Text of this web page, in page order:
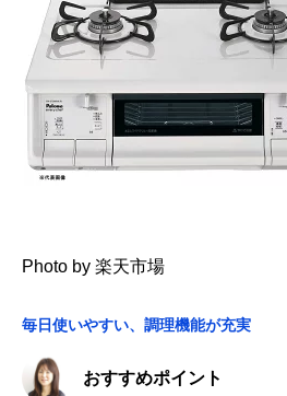
Photo by 楽天市場
毎日使いやすい、調理機能が充実
おすすめポイント